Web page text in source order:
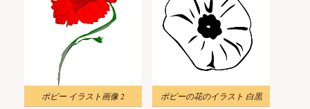
ポピー イラスト画像 2 ポピーの花のイラスト 白黒